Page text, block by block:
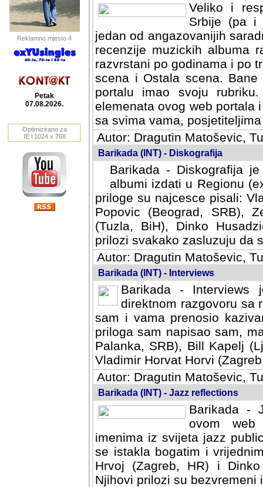
Reklamno mjesto 4
Petak
07.08.2026.
Optimizirano za
IE i 1024 x 768
Veliko i
Srbije (pa i
jedan od angazovanijih
recenzije muzickih albuma
razvrstani po godinama i po
scena i Ostala scena.
portalu imao svoju
elemenata ovog web portala
sa svima vama,
Autor: Dragutin Matoševic,
Barikada (INT) - Diskografija
Barikada - Diskografija
albumi izdati u Regionu
priloge su najcesce pisali:
Popovic (Beograd, SRB),
(Tuzla, BiH), Dinko
prilozi svakako zasluzuju da
Autor: Dragutin Matoševic,
Barikada (INT) - Interviews
Barikada -
direktnom razgovoru sa
sam i vama prenosio
priloga sam napisao sam,
Palanka, SRB), Bill Kapelj
Vladimir Horvat Horvi
Autor: Dragutin Matoševic,
Barikada (INT) - Jazz reflections
Barikada -
ovom web
imenima iz svijeta jazz
se istakla bogatim i
Hrvoj (Zagreb, HR) i
Njihovi prilozi su bezvremeni